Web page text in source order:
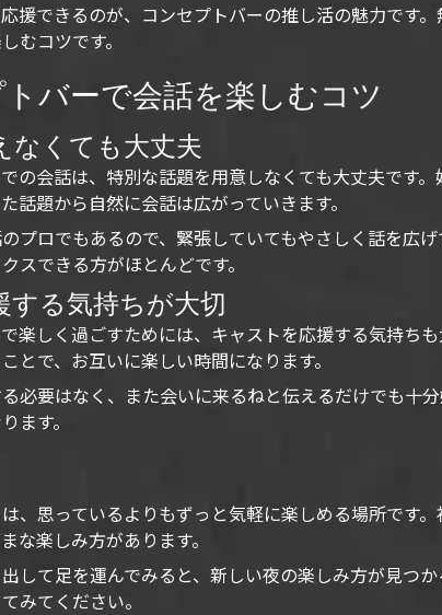
援できるのが、コンセプトバーの推し活の魅力です
むコツです。
バーで会話を楽しむコツ
なくても大丈夫
の会話は、特別な話題を用意しなくても大丈夫です
話題から自然に会話は広がっていきます。
プロでもあるので、緊張していてもやさしく話を広
スできる方がほとんどです。
する気持ちが大切
楽しく過ごすためには、キャストを応援する気持ち
とで、お互いに楽しい時間になります。
必要はなく、また会いに来るねと伝えるだけでも十
ます。
、思っているよりもずっと気軽に楽しめる場所です
な楽しみ方があります。
して足を運んでみると、新しい夜の楽しみ方が見つ
みてください。